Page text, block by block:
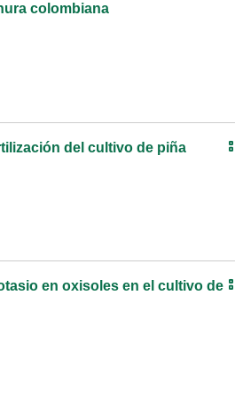
colombiana
del cultivo de piña
en oxisoles en el cultivo de